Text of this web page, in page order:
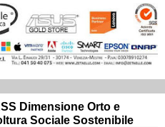
Dimensione Orto e
Sociale Sostenibile